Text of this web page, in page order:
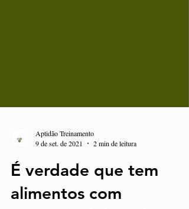
9 de set. de 2021
É verdade que tem